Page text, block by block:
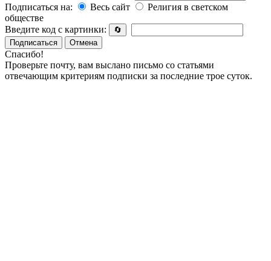
Подписаться на:
Весь сайт
Религия в светском
обществе
Введите код с картинки:
🔄
Подписаться
Отмена
Спасибо!
Проверьте почту, вам выслано письмо со статьями
отвечающим критериям подписки за последние трое суток.